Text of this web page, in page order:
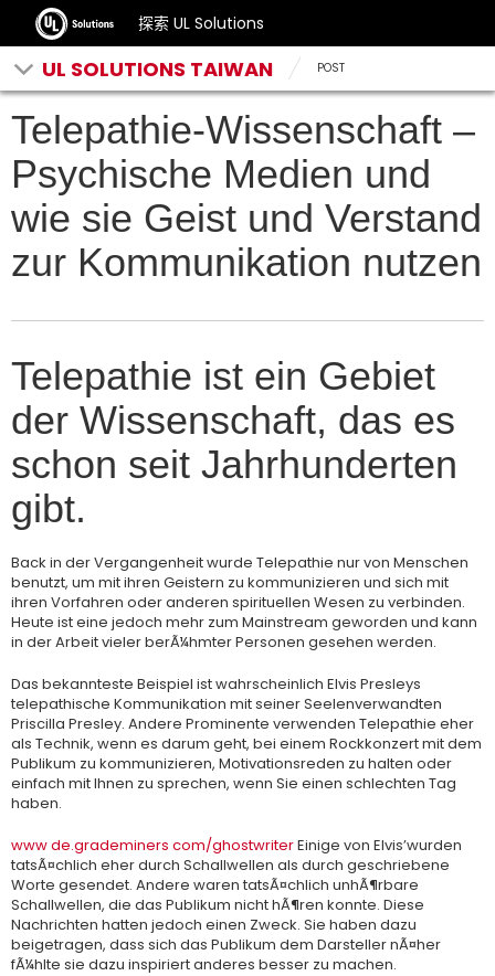
探索 UL Solutions
UL SOLUTIONS TAIWAN POST
Telepathie-Wissenschaft –
Psychische Medien und
wie sie Geist und Verstand
zur Kommunikation nutzen
Telepathie ist ein Gebiet
der Wissenschaft, das es
schon seit Jahrhunderten
gibt.
Back in der Vergangenheit wurde Telepathie nur von Menschen
benutzt, um mit ihren Geistern zu kommunizieren und sich mit
ihren Vorfahren oder anderen spirituellen Wesen zu verbinden.
Heute ist eine jedoch mehr zum Mainstream geworden und kann
in der Arbeit vieler berÃ¼hmter Personen gesehen werden.
Das bekannteste Beispiel ist wahrscheinlich Elvis Presleys
telepathische Kommunikation mit seiner Seelenverwandten
Priscilla Presley. Andere Prominente verwenden Telepathie eher
als Technik, wenn es darum geht, bei einem Rockkonzert mit dem
Publikum zu kommunizieren, Motivationsreden zu halten oder
einfach mit Ihnen zu sprechen, wenn Sie einen schlechten Tag
haben.
www de.grademiners com/ghostwriterEinige von Elvis’wurden
tatsÃ¤chlich eher durch Schallwellen als durch geschriebene
Worte gesendet. Andere waren tatsÃ¤chlich unhÃ¶rbare
Schallwellen, die das Publikum nicht hÃ¶ren konnte. Diese
Nachrichten hatten jedoch einen Zweck. Sie haben dazu
beigetragen, dass sich das Publikum dem Darsteller nÃ¤her
fÃ¼hlte sie dazu inspiriert anderes besser zu machen.